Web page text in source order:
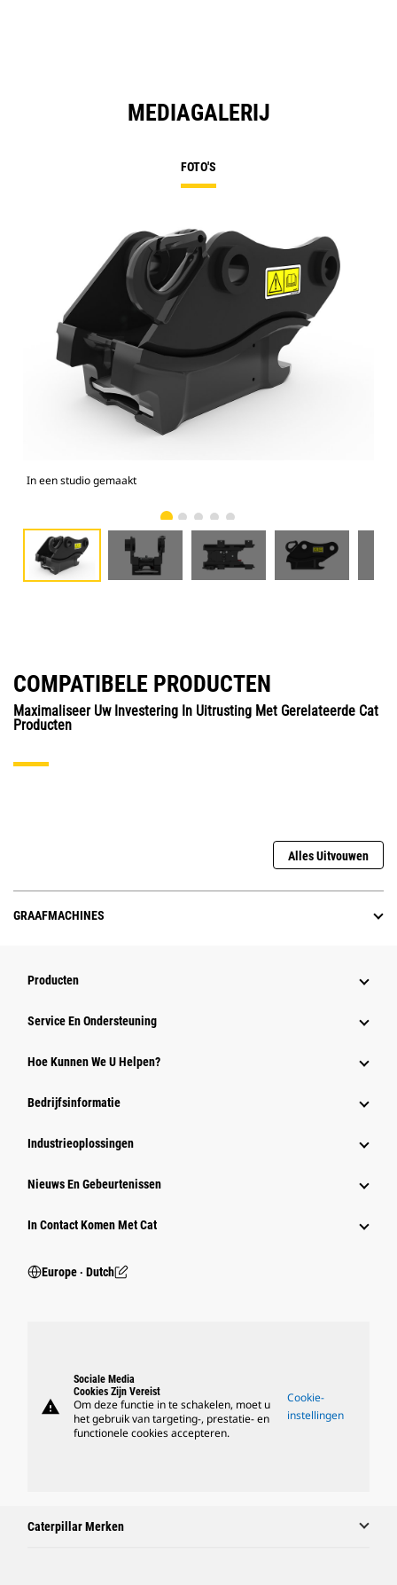
MEDIAGALERIJ
FOTO'S
In een studio gemaakt
COMPATIBELE PRODUCTEN
Maximaliseer Uw Investering In Uitrusting Met Gerelateerde Cat
Producten
Alles Uitvouwen
GRAAFMACHINES
Producten
Service En Ondersteuning
Hoe Kunnen We U Helpen?
Bedrijfsinformatie
Industrieoplossingen
Nieuws En Gebeurtenissen
In Contact Komen Met Cat
Europe ‧ Dutch
warning
Sociale Media
Cookies Zijn Vereist
Om deze functie in te schakelen, moet u
het gebruik van targeting-, prestatie- en
functionele cookies accepteren.
Cookie-
instellingen
Caterpillar Merken